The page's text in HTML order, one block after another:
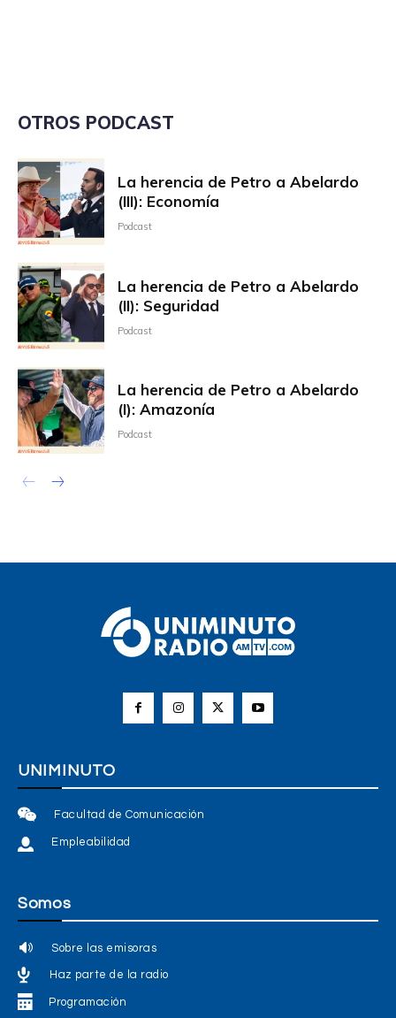
OTROS PODCAST
La herencia de Petro a Abelardo
(III): Economía
Podcast
La herencia de Petro a Abelardo
(II): Seguridad
Podcast
La herencia de Petro a Abelardo
(I): Amazonía
Podcast
UNIMINUTO
Facultad de Comunicación
Empleabilidad
Somos
Sobre las emisoras
Haz parte de la radio
Programación